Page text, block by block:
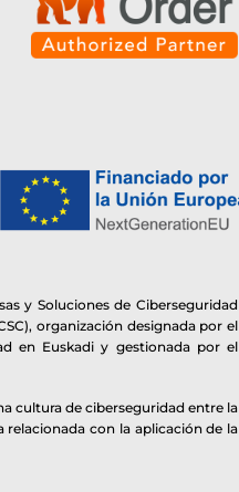
y Soluciones de Ciberseguridad
organización designada por el
en Euskadi y gestionada por el
cultura de ciberseguridad entre la
con la aplicación de la